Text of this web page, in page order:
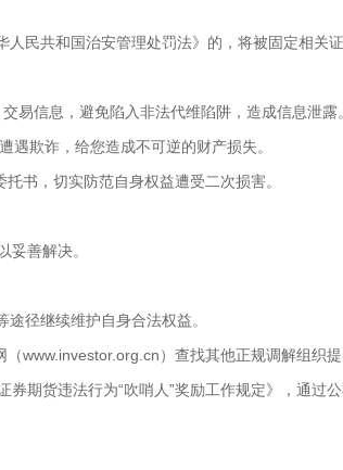
民共和国治安管理处罚法》的，将被固定相关
易信息，避免陷入非法代维陷阱，造成信息泄露
遇欺诈，给您造成不可逆的财产损失。
书，切实防范自身权益遭受二次损害。
妥善解决。
径继续维护自身合法权益。
www.investor.org.cn）查找其他正规调解组织提
期货违法行为“吹哨人”奖励工作规定》，通过